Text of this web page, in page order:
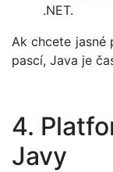
.NET.
Ak chcete jasné
pascí, Java je
4.
Javy